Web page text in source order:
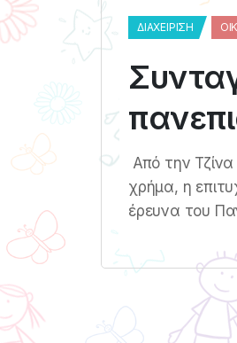
ΔΙΑΧΕΊΡΙΣΗ
Από την
χρήμα, η
έρευνα του